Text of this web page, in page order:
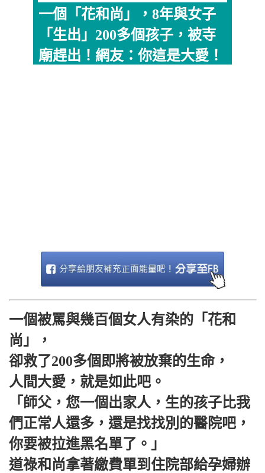
一個「花和尚」，8年與女子
「生出」200多個孩子，被寺
廟趕出！網友：你這是大愛！
一個被罵與幾百個女人有染的「花和
尚」，
卻救了200多個即將被放棄的生命，
人間大愛，就是如此吧。
「師父，您一個出家人，生的孩子比我
們正常人還多，還是找找別的醫院吧，
你要被拉進黑名單了。」
道祿和尚拿著繳費單到住院部給孕婦辦